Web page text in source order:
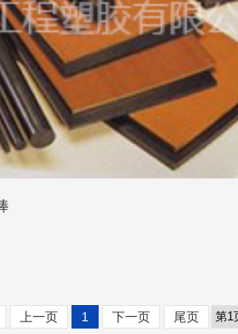
上一页 1 下一页 尾页